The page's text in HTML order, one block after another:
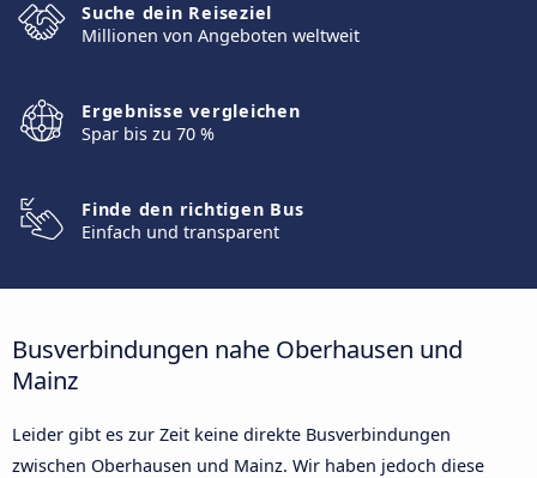
Suche dein Reiseziel
Millionen von Angeboten weltweit
Ergebnisse vergleichen
Spar bis zu 70 %
Finde den richtigen Bus
Einfach und transparent
Busverbindungen nahe Oberhausen und
Mainz
Leider gibt es zur Zeit keine direkte Busverbindungen
zwischen Oberhausen und Mainz. Wir haben jedoch diese